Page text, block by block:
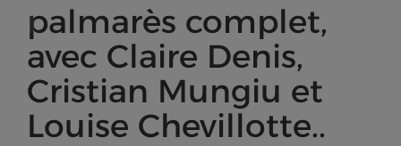
palmarès complet,
avec Claire Denis,
Cristian Mungiu et
Louise Chevillotte..